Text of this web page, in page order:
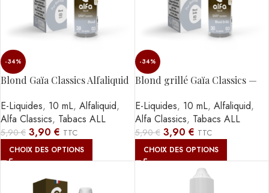
-34%
Blond Gaïa Classics Alfaliquid
E-Liquides, 10 mL, Alfaliquid,
Alfa Classics, Tabacs ALL
5,90€ 3,90 € TTC
CHOIX DES OPTIONS
-34%
Blond grillé Gaïa Classics —
E-Liquides, 10 mL, Alfaliquid,
Alfa Classics, Tabacs ALL
5,90€ 3,90 € TTC
CHOIX DES OPTIONS